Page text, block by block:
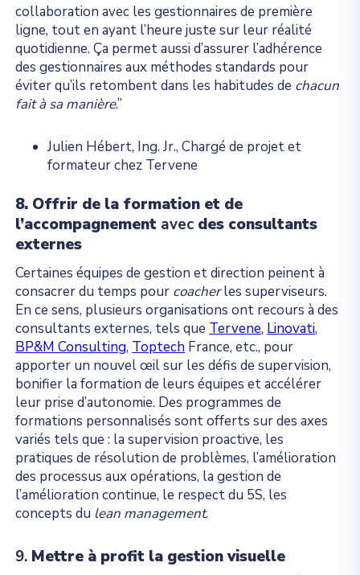
collaboration avec les gestionnaires de première
ligne, tout en ayant l’heure juste sur leur réalité
quotidienne. Ça permet aussi d’assurer l’adhérence
des gestionnaires aux méthodes standards pour
éviter qu’ils retombent dans les habitudes de chacun
fait à sa manière.”
Julien Hébert, Ing. Jr., Chargé de projet et
formateur chez Tervene
8. Offrir de la formation et de
l’accompagnement avec des consultants
externes
Certaines équipes de gestion et direction peinent à
consacrer du temps pour coacherles superviseurs.
En ce sens, plusieurs organisations ont recours à des
consultants externes, tels que Tervene, Linovati,
BP&M Consulting, Toptech France, etc., pour
apporter un nouvel œil sur les défis de supervision,
bonifier la formation de leurs équipes et accélérer
leur prise d’autonomie. Des programmes de
formations personnalisés sont offerts sur des axes
variés tels que : la supervision proactive, les
pratiques de résolution de problèmes, l’amélioration
des processus aux opérations, la gestion de
l’amélioration continue, le respect du 5S, les
concepts du lean management.
9. Mettre à profit la gestion visuelle